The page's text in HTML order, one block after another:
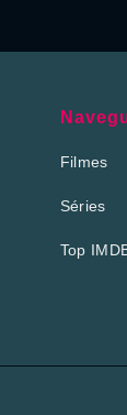
Filmes
Séries
Top